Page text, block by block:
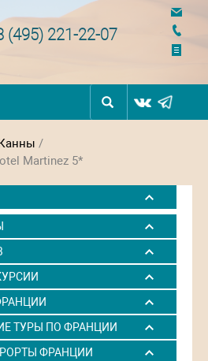
(495) 221-22-07
/
Martinez 5*
ТУРЫ ПО ФРАНЦИИ
ФРАНЦИИ